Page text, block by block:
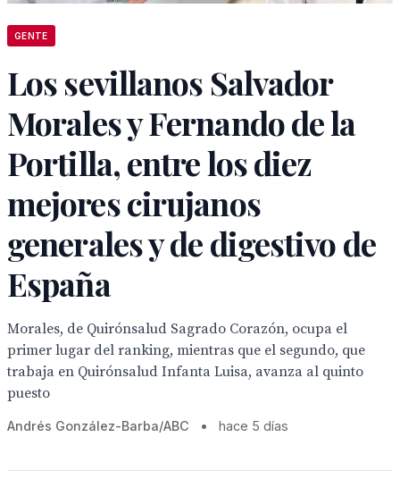
GENTE
Los sevillanos Salvador
Morales y Fernando de la
Portilla, entre los diez
mejores cirujanos
generales y de digestivo de
España
Morales, de Quirónsalud Sagrado Corazón, ocupa el
primer lugar del ranking, mientras que el segundo, que
trabaja en Quirónsalud Infanta Luisa, avanza al quinto
puesto
Andrés González-Barba/ABC • hace 5 días